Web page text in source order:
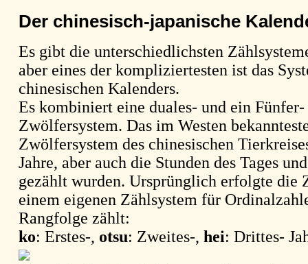
Der chinesisch-japanische
Es gibt die unterschiedlichsten
aber eines der kompliziertesten ist das
chinesischen Kalenders.
Es kombiniert eine duales- und ein
Zwölfersystem. Das im Westen
Zwölfersystem des chinesischen
Jahre, aber auch die Stunden des Tages
gezählt wurden. Ursprünglich erfolgte die
einem eigenen Zählsystem für
Rangfolge zählt:
ko: Erstes-, otsu: Zweites-,hei: Drittes-